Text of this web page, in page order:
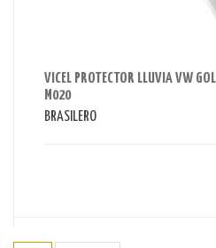
VICEL PROTECTOR LLUVIA VW
M020
BRASILERO